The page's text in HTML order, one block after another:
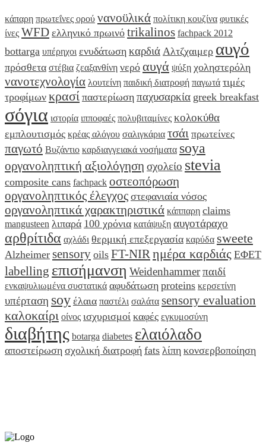
κάπαρη πρωτεΐνες ορού νανοϋλικά πολίτικη κουζίνα φυτικές
ίνες WFD ελληνικό πρωινό trikalinos fachpack 2012
bottarga υπέρηχοι ενυδάτωση καρδιά Αλτζχαιμερ αυγό
πρόσθετα στέβια ζεαξανθίνη νερό αυγά ψύξη χοληστερόλη
νανοτεχνολογία λουτείνη παιδική διατροφή παγωτά τιμές
τροφίμων κρασί παστερίωση παχυσαρκία greek breakfast
σόγια ιστορία ιπποφαές πολυβιταμίνες κολοκύθα
εμπλουτισμός κρέας αλόγου σαλιγκάρια τσάι πρωτείνες
παγωτό Βυζάντιο καρδιαγγειακά νοσήματα soya
οργανοληπτική αξιολόγηση σχολείο stevia
composite cans fachpack οστεοπόρωση
οργανοληπτικός έλεγχος στεφανιαία νόσος
οργανοληπτικά χαρακτηριστικά κάππαρη claims
mangusteen λιπαρά 100 χρόνια κατάψυξη αυγοτάραχο
αρθρίτιδα αχλάδι θερμική επεξεργασία καρύδα sweete
Alzheimer sensory oils FT-NIR ημέρα καρδιάς ΕΦΕΤ
labelling επισήμανση Weidenhammerπαιδί
ενκαψυλιωμένα συστατικά αφυδάτωση proteins κερσετίνη
υπέρταση soy έλαια παστέλι σαλάτα sensory evaluation
καλοκαίρι οίνος ισχυρισμοί καφές εγκυμοσύνη
διαβήτης botarga diabetes ελαιόλαδο
αποστείρωση σχολική διατροφή fats λίπη κονσερβοποίηση